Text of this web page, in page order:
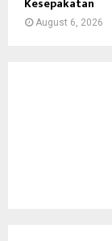
August 6, 2026